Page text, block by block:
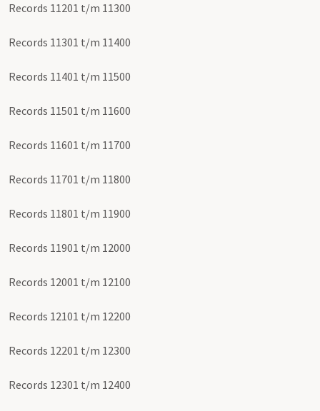
Records 11201 t/m 11300
Records 11301 t/m 11400
Records 11401 t/m 11500
Records 11501 t/m 11600
Records 11601 t/m 11700
Records 11701 t/m 11800
Records 11801 t/m 11900
Records 11901 t/m 12000
Records 12001 t/m 12100
Records 12101 t/m 12200
Records 12201 t/m 12300
Records 12301 t/m 12400